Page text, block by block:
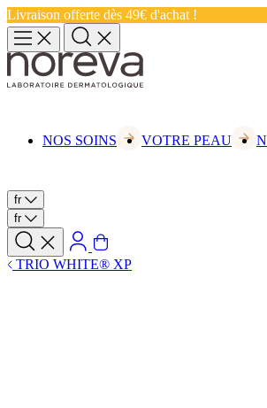
Livraison offerte dès 49€ d'achat !
NOS SOINS VOTRE PEAU
fr
fr
TRIO WHITE® XP